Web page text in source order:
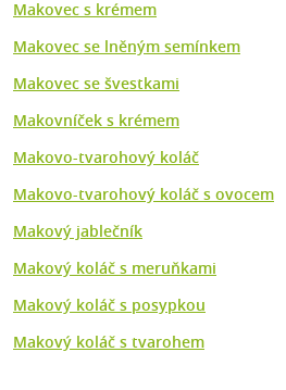
Makovec s krémem
Makovec se lněným semínkem
Makovec se švestkami
Makovníček s krémem
Makovo-tvarohový koláč
Makovo-tvarohový koláč s ovocem
Makový jablečník
Makový koláč s meruňkami
Makový koláč s posypkou
Makový koláč s tvarohem